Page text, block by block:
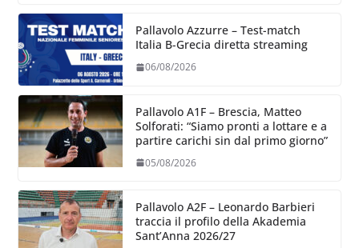
Pallavolo Azzurre – Test-match
Italia B-Grecia diretta streaming
06/08/2026
Pallavolo A1F – Brescia, Matteo
Solforati: “Siamo pronti a lottare e a
partire carichi sin dal primo giorno”
05/08/2026
Pallavolo A2F – Leonardo Barbieri
traccia il profilo della Akademia
Sant’Anna 2026/27